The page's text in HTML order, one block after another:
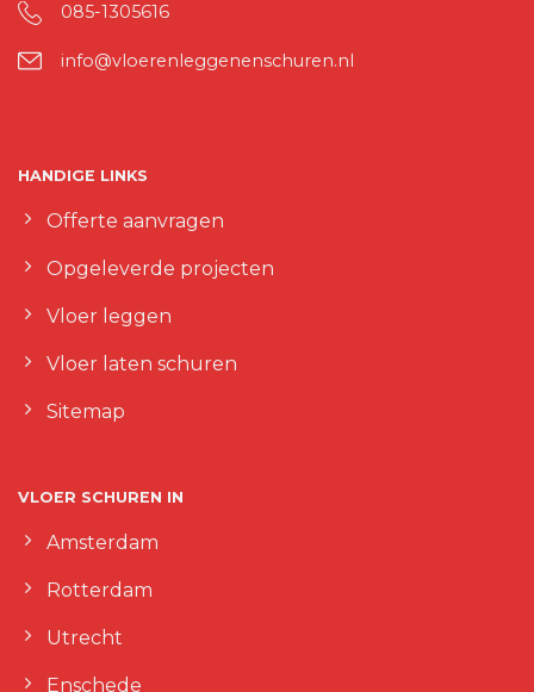
085-1305616
info@vloerenleggenenschuren.nl
HANDIGE LINKS
Offerte aanvragen
Opgeleverde projecten
Vloer leggen
Vloer laten schuren
Sitemap
VLOER SCHUREN IN
Amsterdam
Rotterdam
Utrecht
Enschede